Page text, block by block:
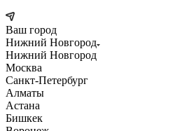
Ваш город
Нижний Новгород
Нижний Новгород
Москва
Санкт-Петербург
Алматы
Астана
Бишкек